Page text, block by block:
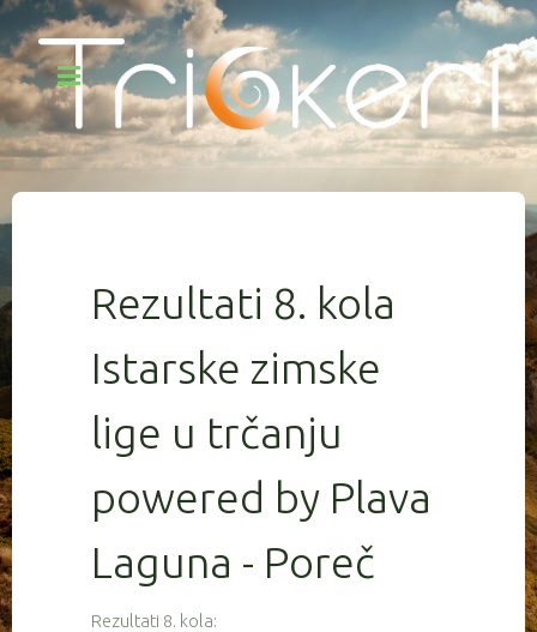
Rezultati 8. kola
Istarske zimske
lige u trčanju
powered by Plava
Laguna - Poreč
Rezultati 8. kola: